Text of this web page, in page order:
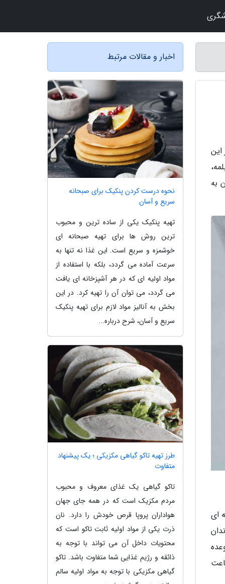
به
ای
نیست. اما در بعضی از موارد ممکن است افراد 2 ساعت
اخبار و مقالات مرتبط
نحوه درست کردن پنکیک برای صبحانه
سریع و آسان
تهیه پنکیک یکی از ساده ترین و محبوب
ترین روش ها برای تهیه صبحانه ای
خوشمزه و سریع است. این غذا نه تنها به
سرعت آماده می گردد، بلکه با استفاده از
مواد اولیه ای که در هر آشپزخانه ای یافت
می گردد، می توان آن را تهیه کرد. در این
بخش به آنالیز مواد لازم برای تهیه پنکیک
سریع و آسان، شرح درباره...
طرز تهیه تاکو گیاهی مکزیکی ؛ یک پیشنهاد
متفاوت
تاکو گیاهی یک غذای معروف و محبوب
مردم مکزیک است که در همه جای جهان
هواداران پروپا قرص خودش را دارد. نان
ذرت یکی از مواد اولیه ثابت تاکو است که
محتویات داخل آن می تواند با توجه به
ذائقه و رژیم غذایی شما متفاوت باشد. تاکو
گیاهی مکزیکی با توجه به مواد اولیه سالم